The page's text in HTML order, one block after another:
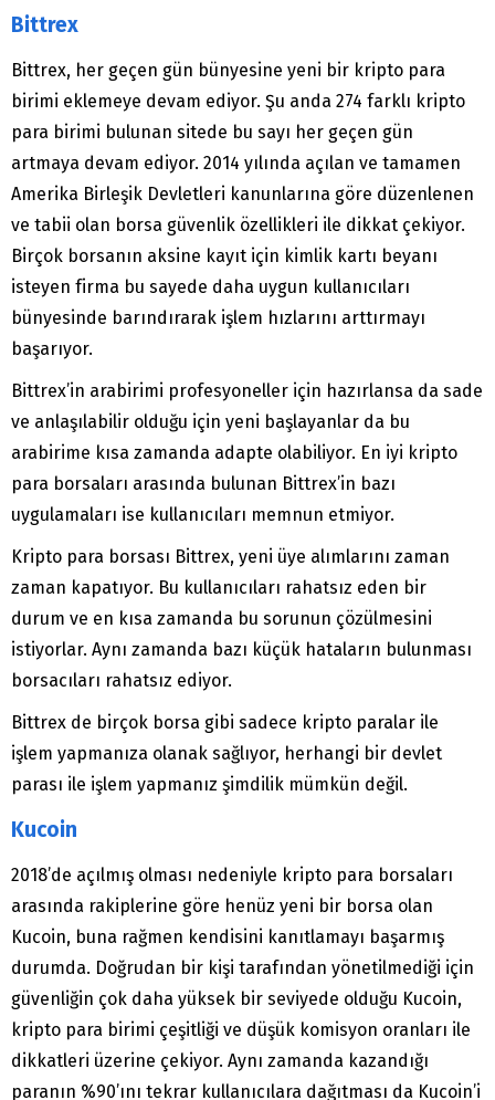
Bittrex
Bittrex, her geçen gün bünyesine yeni bir kripto para
birimi eklemeye devam ediyor. Şu anda 274 farklı kripto
para birimi bulunan sitede bu sayı her geçen gün
artmaya devam ediyor. 2014 yılında açılan ve tamamen
Amerika Birleşik Devletleri kanunlarına göre düzenlenen
ve tabii olan borsa güvenlik özellikleri ile dikkat çekiyor.
Birçok borsanın aksine kayıt için kimlik kartı beyanı
isteyen firma bu sayede daha uygun kullanıcıları
bünyesinde barındırarak işlem hızlarını arttırmayı
başarıyor.
Bittrex’in arabirimi profesyoneller için hazırlansa da sade
ve anlaşılabilir olduğu için yeni başlayanlar da bu
arabirime kısa zamanda adapte olabiliyor. En iyi kripto
para borsaları arasında bulunan Bittrex’in bazı
uygulamaları ise kullanıcıları memnun etmiyor.
Kripto para borsası Bittrex, yeni üye alımlarını zaman
zaman kapatıyor. Bu kullanıcıları rahatsız eden bir
durum ve en kısa zamanda bu sorunun çözülmesini
istiyorlar. Aynı zamanda bazı küçük hataların bulunması
borsacıları rahatsız ediyor.
Bittrex de birçok borsa gibi sadece kripto paralar ile
işlem yapmanıza olanak sağlıyor, herhangi bir devlet
parası ile işlem yapmanız şimdilik mümkün değil.
Kucoin
2018’de açılmış olması nedeniyle kripto para borsaları
arasında rakiplerine göre henüz yeni bir borsa olan
Kucoin, buna rağmen kendisini kanıtlamayı başarmış
durumda. Doğrudan bir kişi tarafından yönetilmediği için
güvenliğin çok daha yüksek bir seviyede olduğu Kucoin,
kripto para birimi çeşitliği ve düşük komisyon oranları ile
dikkatleri üzerine çekiyor. Aynı zamanda kazandığı
paranın %90’ını tekrar kullanıcılara dağıtması da Kucoin’i